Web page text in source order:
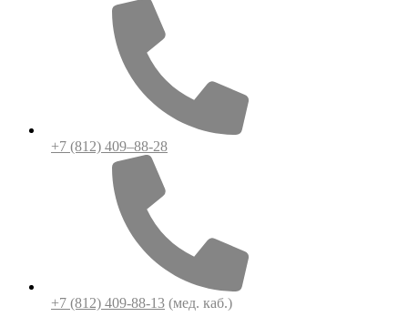
+7 (812) 409–88-28
+7 (812) 409-88-13 (мед. каб.)